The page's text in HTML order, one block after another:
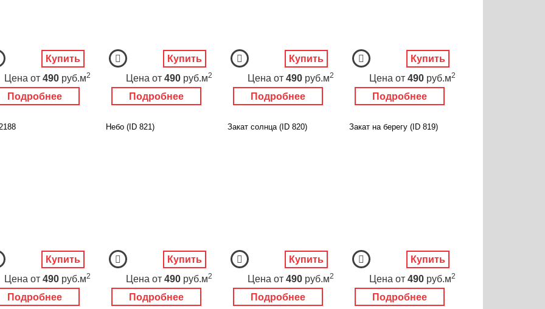
Подробнее
Цена от 490 руб.м2
Купить
Подробнее
Цена от 490 руб.м2
Купить
Подробнее
Цена от 490 руб.м2
Купить
Подробнее
Цена от 490 руб.м2
Купить
Подробнее
Цена от 490 руб.м2
Купить
Небо (ID 821)
Подробнее
Цена от 490 руб.м2
Купить
Закат солнца (ID 820)
Подробнее
Цена от 490 руб.м2
Купить
Закат на берегу (ID 819)
Подробнее
Цена от 490 руб.м2
Купить